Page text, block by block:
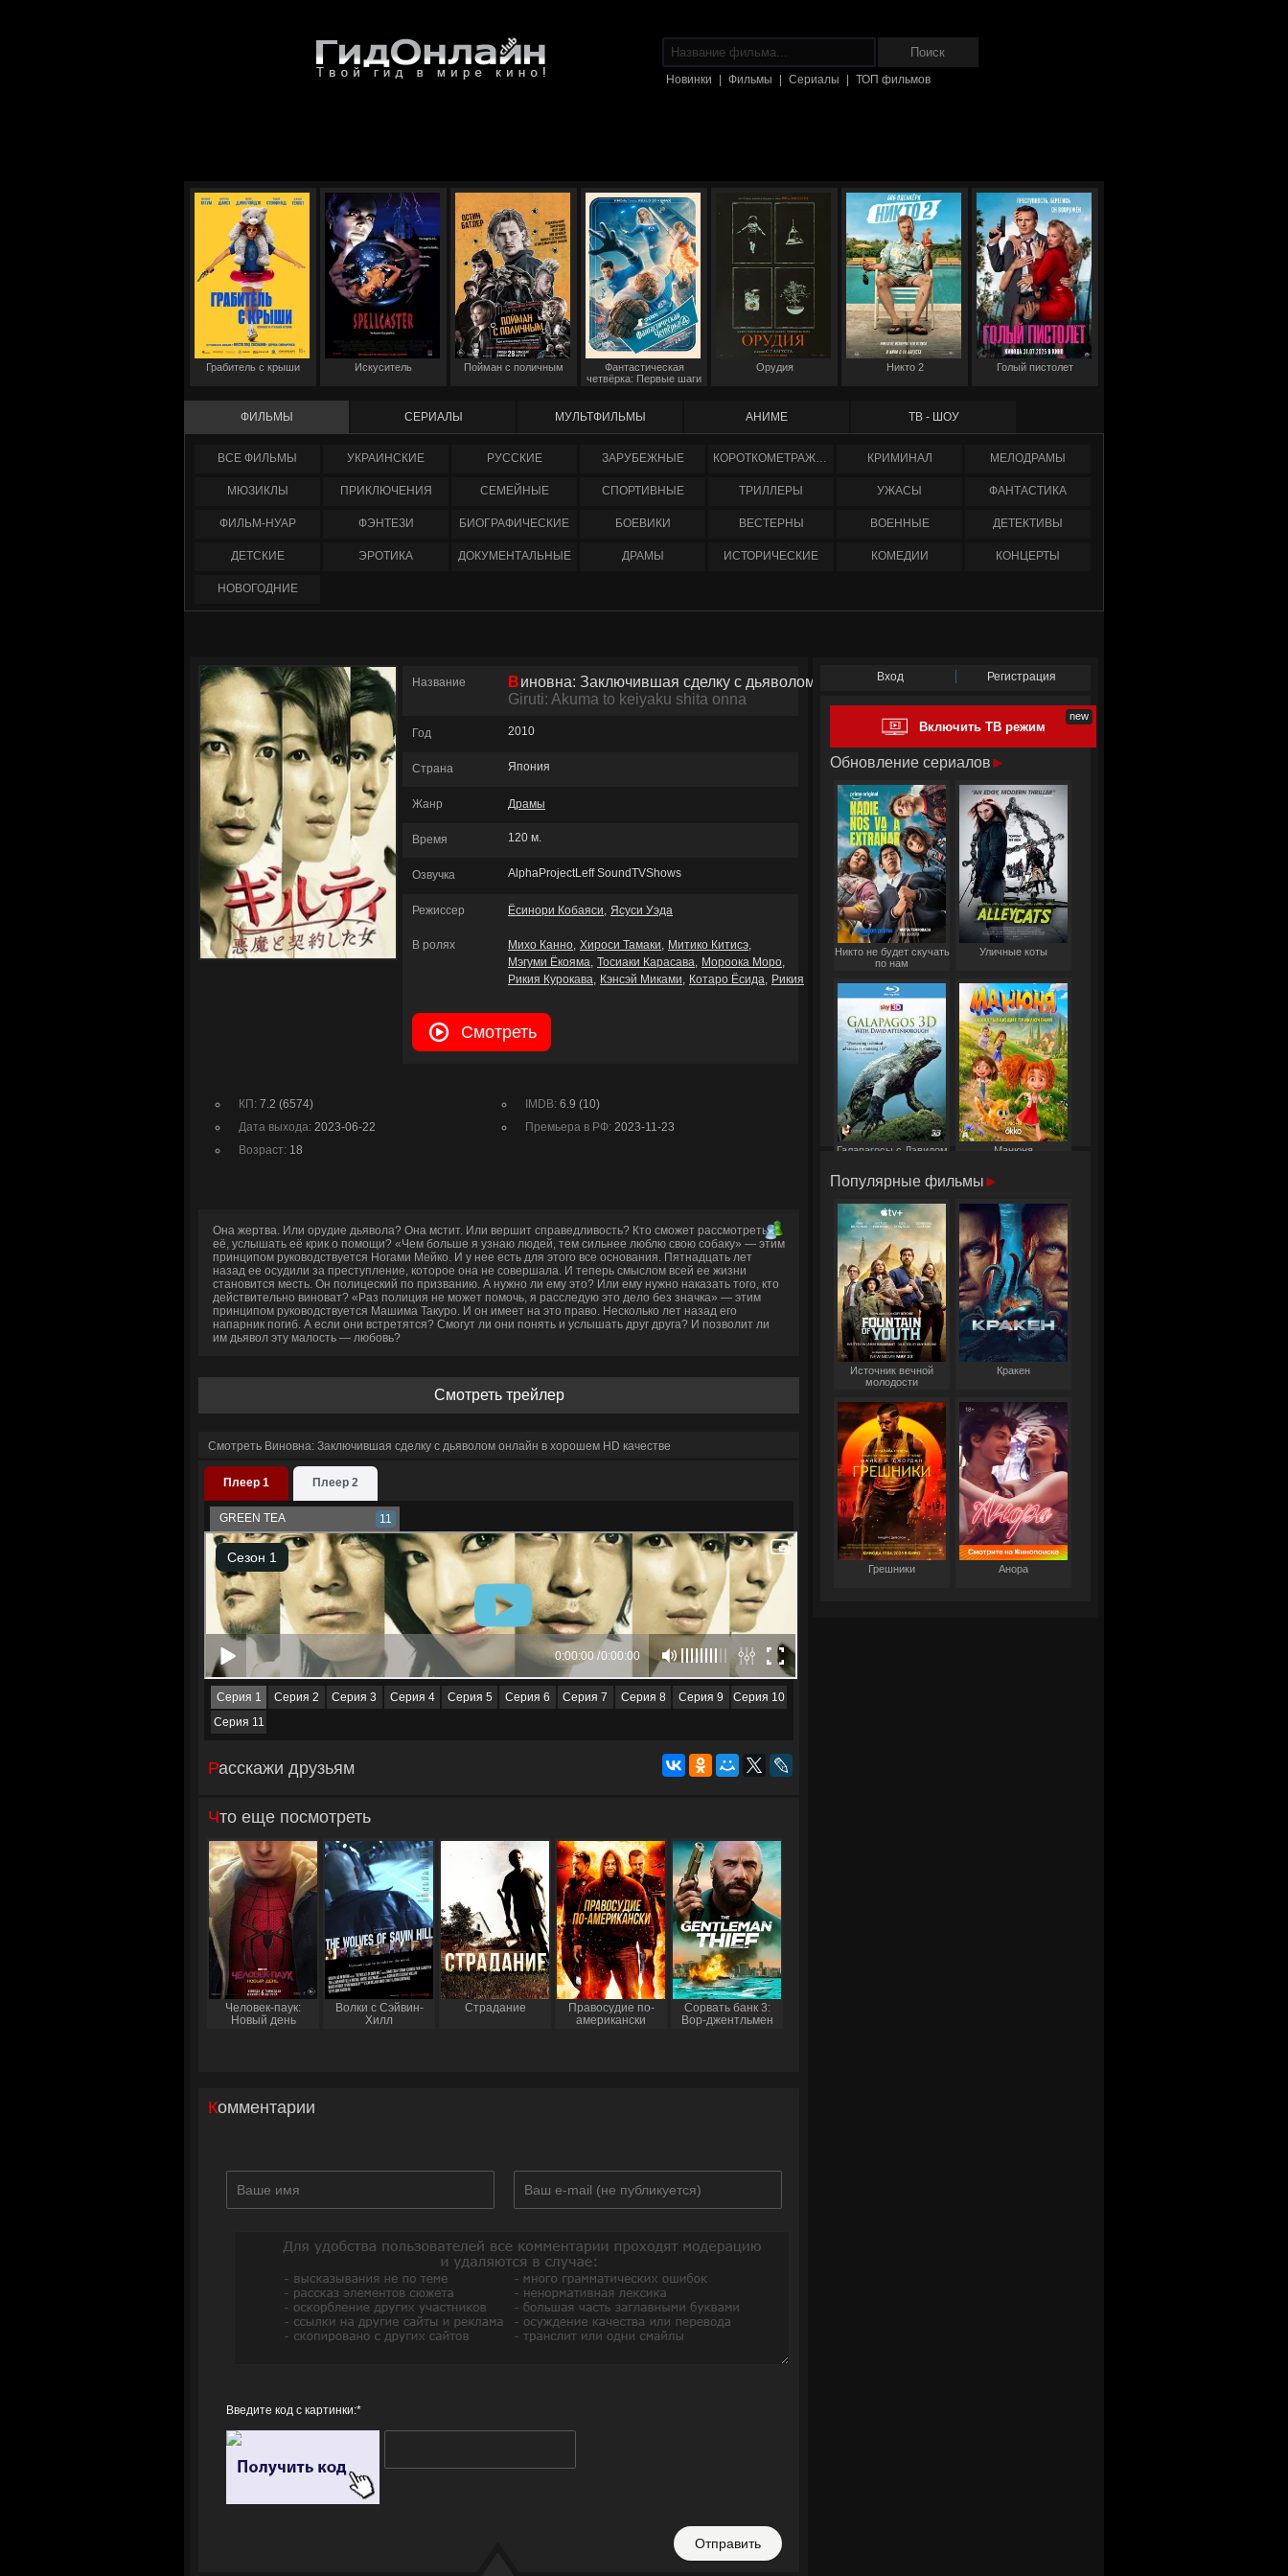
Новинки Фильмы Сериалы ТОП фильмов
Грабитель с крыши Искуситель Пойман с поличным
Фантастическая
четвёрка: Первые шаги
Орудия Никто 2 Голый пистолет
ФИЛЬМЫ СЕРИАЛЫ МУЛЬТФИЛЬМЫ АНИМЕ ТВ - ШОУ
ФИЛЬМЫ УКРАИНCКИЕ РУССКИЕ ЗАРУБЕЖНЫЕ КОРОТКОМЕТРАЖНЫЕ КРИМИНАЛ МЕЛОДРАМЫ
МЮЗИКЛЫ ПРИКЛЮЧЕНИЯ СЕМЕЙНЫЕ СПОРТИВНЫЕ ТРИЛЛЕРЫ УЖАСЫ ФАНТАСТИКА
ФИЛЬМ-НУАР ФЭНТЕЗИ БИОГРАФИЧЕСКИЕ БОЕВИКИ ВЕСТЕРНЫ ВОЕННЫЕ ДЕТЕКТИВЫ
ДЕТСКИЕ ЭРОТИКА ДОКУМЕНТАЛЬНЫЕ ДРАМЫ ИСТОРИЧЕСКИЕ КОМЕДИИ КОНЦЕРТЫ
НОВОГОДНИЕ
Название Виновна: Заключившая сделку с дьяволом
Giruti: Akuma to keiyaku shita onna
Год 2010
Страна Япония
Жанр Драмы
Время 120 м.
Озвучка AlphaProjectLeff SoundTVShows
Режиссер Ёсинори Кобаяси Ясуси Уэда
В ролях Михо Канно Хироси Тамаки
Митико Китисэ
Мэгуми Ёкояма Тосиаки Карасава
Мороока Моро
Рикия Курокава
Кэнсэй Миками Котаро Ёсида Рикия
Смотреть
КП: 7.2 (6574) IMDB:6.9 (10)
Дата выхода: 2023-06-22 Премьера в РФ:2023-11-23
Возраст: 18
Она жертва. Или орудие дьявола? Она мстит. Или вершит справедливость? Кто сможет рассмотреть
её, услышать её крик о помощи? «Чем больше я узнаю людей, тем сильнее люблю свою собаку» — этим
принципом руководствуется Ногами Мейко. И у нее есть для этого все основания. Пятнадцать лет
назад ее осудили за преступление, которое она не совершала. И теперь смыслом всей ее жизни
становится месть. Он полицеский по призванию. А нужно ли ему это? Или ему нужно наказать того, кто
действительно виноват? «Раз полиция не может помочь, я расследую это дело без значка» — этим
принципом руководствуется Машима Такуро. И он имеет на это право. Несколько лет назад его
напарник погиб. А если они встретятся? Смогут ли они понять и услышать друг друга? И позволит ли
им дьявол эту малость — любовь?
Смотреть трейлер
Смотреть Виновна: Заключившая сделку с дьяволом онлайн в хорошем HD качестве
Плеер 1 Плеер 2
GREEN TEA 11
Серия 1 Серия 2 Серия 3 Серия 4 Серия 5 Серия 6 Серия 7 Серия 8 Серия 9
Серия 10
Серия 11
Расскажи друзьям
Что еще посмотреть
Человек-паук:
Новый день
Волки с Сэйвин-
Хилл
Страдание
Правосудие по-
американски
Сорвать банк 3:
Вор-джентльмен
Комментарии
Введите код с картинки:*
Отправить
Вход Регистрация
Включить ТВ режим
Обновление сериалов
Никто не будет скучать
по нам
Уличные коты
Галапагосы с Дэвидом
Манюня
Популярные фильмы
Источник вечной
молодости
Кракен
Грешники Анора